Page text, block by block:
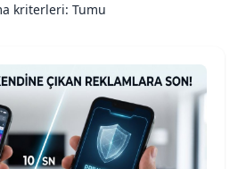
kriterleri: Tumu